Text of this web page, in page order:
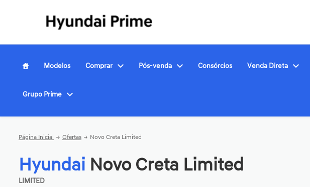
Modelos Comprar Pós-venda Consórcios Venda Direta
Grupo Prime
Página Inicial Ofertas Novo Creta Limited
Hyundai Novo Creta Limited
LIMITED